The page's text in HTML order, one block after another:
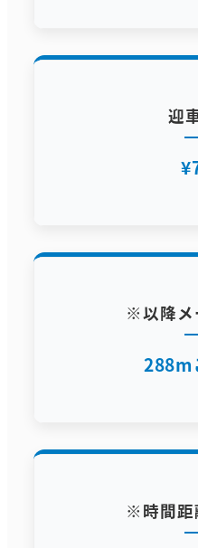
迎
※以降メ
288m
※時間距